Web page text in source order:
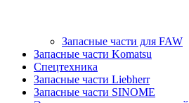
Запасные части для FAW
Запасные части Komatsu
Спецтехника
Запасные части Liebherr
Запасные части SINOME